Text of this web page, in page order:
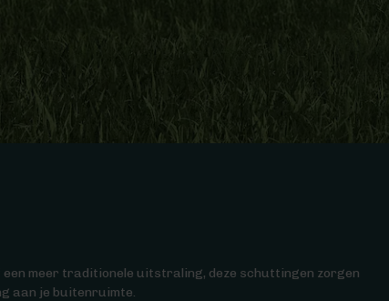
een meer traditionele uitstraling, deze schuttingen zorgen
aan je buitenruimte.